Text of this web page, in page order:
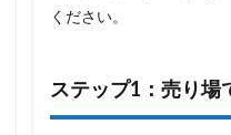
ください。
ステップ1：売り場